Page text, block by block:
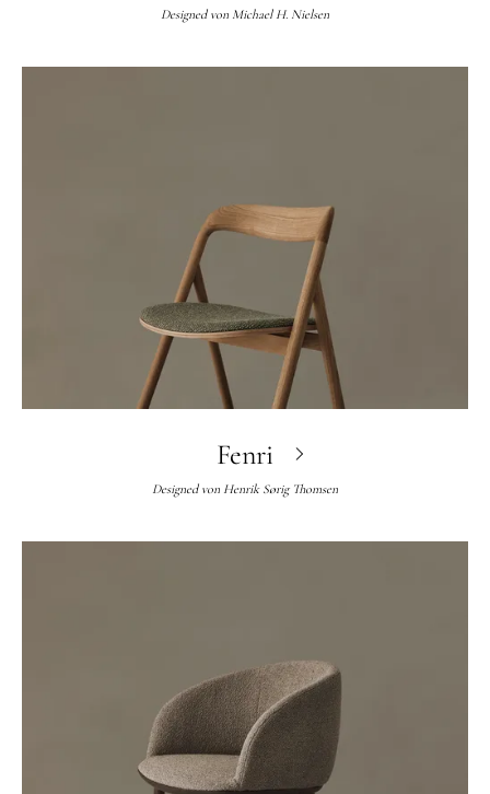
Designed von Michael H. Nielsen
Fenri
Designed von Henrik Sørig Thomsen